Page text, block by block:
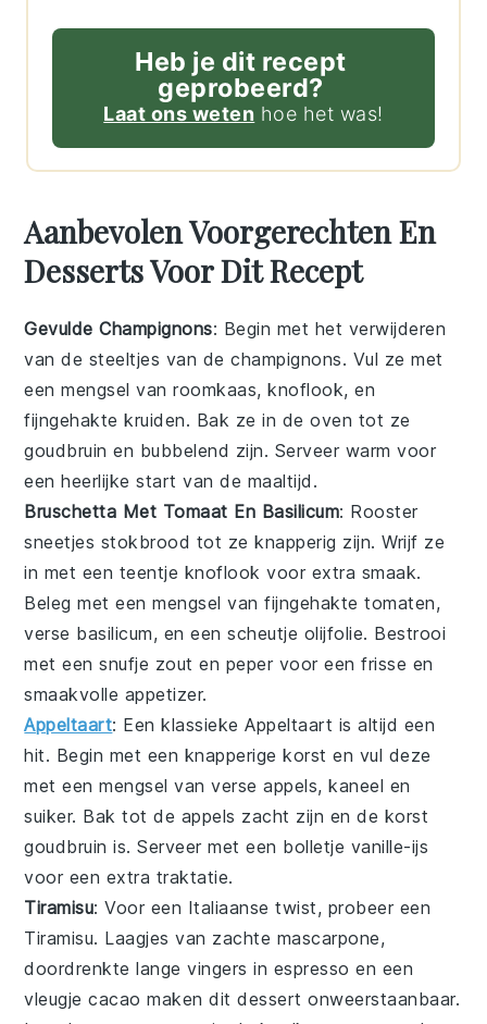
Heb je dit recept
geprobeerd?
Laat ons weten hoe het was!
Aanbevolen Voorgerechten En
Desserts Voor Dit Recept
Gevulde Champignons: Begin met het verwijderen
van de steeltjes van dechampignons. Vul ze met
een mengsel vanroomkaas,knoflook, en
fijngehaktekruiden. Bak ze in de oven tot ze
goudbruin en bubbelend zijn. Serveer warm voor
een heerlijke start van de maaltijd.
Bruschetta Met Tomaat En Basilicum: Rooster
sneetjes stokbrood tot ze knapperig zijn. Wrijf ze
in met een teentje knoflook voor extra smaak.
Beleg met een mengsel van fijngehaktetomaten,
verse basilicum, en een scheutje olijfolie. Bestrooi
met een snufje zout en peper voor een frisse en
smaakvolle appetizer.
Appeltaart: Een klassiekeAppeltaart is altijd een
hit. Begin met een knapperige korst en vul deze
met een mengsel van verse appels, kaneel en
suiker. Bak tot de appels zacht zijn en de korst
goudbruin is. Serveer met een bolletje vanille-ijs
voor een extra traktatie.
Tiramisu: Voor een Italiaanse twist, probeer een
Tiramisu. Laagjes van zachte mascarpone,
doordrenkte lange vingers in espresso en een
vleugje cacao maken dit dessert onweerstaanbaar.